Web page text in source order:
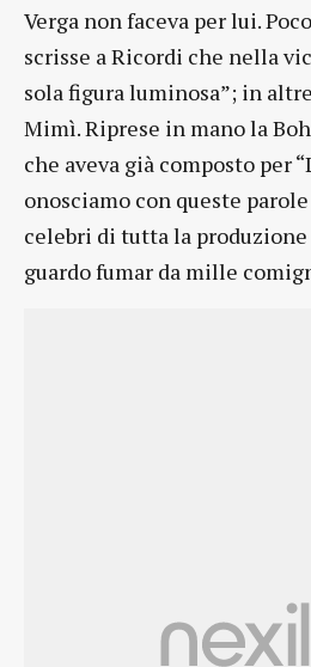
Verga non faceva per lui.
scrisse a Ricordi che nella
sola figura luminosa”; in
Mimì. Riprese in mano la
che aveva già composto per
onosciamo con queste
celebri di tutta la
guardo fumar da mille